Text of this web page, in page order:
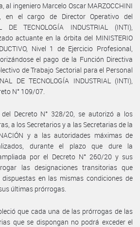
al ingeniero Marcelo Oscar MARZOCCHINI
en el cargo de Director Operativo del
DE TECNOLOGÍA INDUSTRIAL (INTI),
actuante en la órbita del MINISTERIO
Nivel 1 de Ejercicio Profesional,
el pago de la Función Directiva
de Trabajo Sectorial para el Personal
DE TECNOLOGÍA INDUSTRIAL (INTI),
N° 109/07.
Decreto N° 328/20, se autorizó a los
a los Secretarios y a las Secretarias de la
y a las autoridades máximas de
durante el plazo que dure la
por el Decreto N° 260/20 y sus
las designaciones transitorias que
en las mismas condiciones de
últimas prórrogas.
que cada una de las prórrogas de las
que se dispongan no podrá exceder el